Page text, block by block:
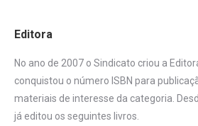
Editora
No ano de 2007 o Sindicato criou a
conquistou o número ISBN para
materiais de interesse da categoria.
já editou os seguintes livros.